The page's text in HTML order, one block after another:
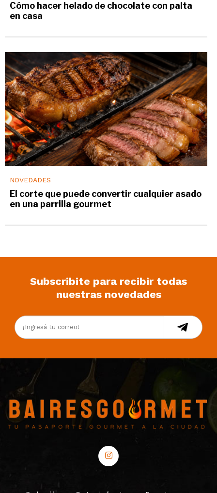
Cómo hacer helado de chocolate con palta
en casa
NOVEDADES
El corte que puede convertir cualquier asado
en una parrilla gourmet
Subscribite para recibir todas
nuestras novedades